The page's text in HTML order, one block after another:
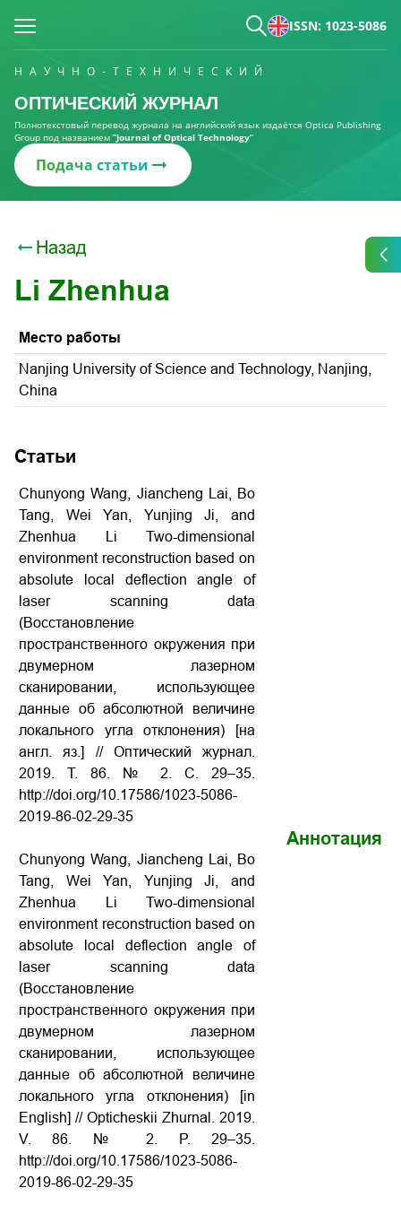
ISSN: 1023-5086
НАУЧНО-ТЕХНИЧЕСКИЙ
ОПТИЧЕСКИЙ ЖУРНАЛ
Полнотекстовый перевод журнала на английский язык издаётся Optica Publishing
Group под названием “Journal of Optical Technology“
Подача статьи
Назад
Li Zhenhua
Место работы
Nanjing University of Science and Technology, Nanjing,
China
Статьи
Chunyong Wang, Jiancheng Lai, Bo
Tang, Wei Yan, Yunjing Ji, and
Zhenhua Li Two-dimensional
environment reconstruction based on
absolute local deflection angle of
laser scanning data
(Восстановление
пространственного окружения при
двумерном лазерном
сканировании, использующее
данные об абсолютной величине
локального угла отклонения) [на
англ. яз.] // Оптический журнал.
2019. Т. 86. № 2. С. 29–35.
http://doi.org/10.17586/1023-5086-
2019-86-02-29-35
Chunyong Wang, Jiancheng Lai, Bo
Tang, Wei Yan, Yunjing Ji, and
Zhenhua Li Two-dimensional
environment reconstruction based on
absolute local deflection angle of
laser scanning data
(Восстановление
пространственного окружения при
двумерном лазерном
сканировании, использующее
данные об абсолютной величине
локального угла отклонения) [in
English] // Opticheskii Zhurnal. 2019.
V. 86. № 2. P. 29–35.
http://doi.org/10.17586/1023-5086-
2019-86-02-29-35
Аннотация